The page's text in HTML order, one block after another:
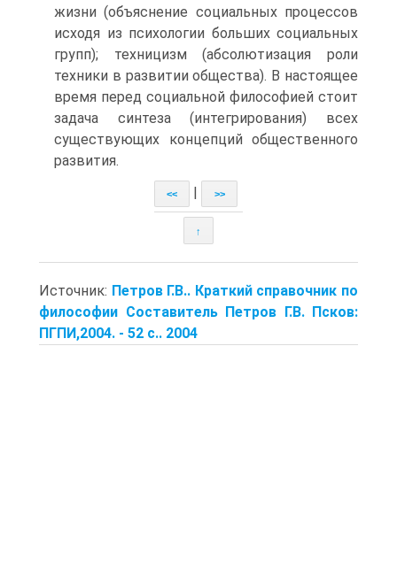
жизни (объяснение социальных процессов
исходя из психологии больших социальных
групп); техницизм (абсолютизация роли
техники в развитии общества). В настоящее
время перед социальной философией стоит
задача синтеза (интегрирования) всех
существующих концепций общественного
развития.
<< >>
↑
Источник: Петров Г.В.. Краткий справочник по
философии Составитель Петров Г.В. Псков:
ПГПИ,2004. - 52 с.. 2004